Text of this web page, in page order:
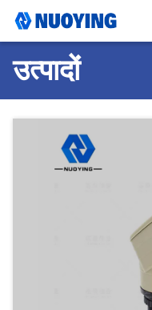
उत्पादों